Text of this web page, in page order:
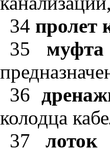
34 пролет
35 муфта
36
колодца
37лоток